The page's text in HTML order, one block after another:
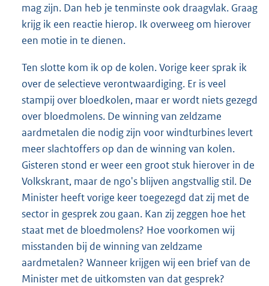
mag zijn. Dan heb je tenminste ook draagvlak. Graag
krijg ik een reactie hierop. Ik overweeg om hierover
een motie in te dienen.
Ten slotte kom ik op de kolen. Vorige keer sprak ik
over de selectieve verontwaardiging. Er is veel
stampij over bloedkolen, maar er wordt niets gezegd
over bloedmolens. De winning van zeldzame
aardmetalen die nodig zijn voor windturbines levert
meer slachtoffers op dan de winning van kolen.
Gisteren stond er weer een groot stuk hierover in de
Volkskrant, maar de ngo's blijven angstvallig stil. De
Minister heeft vorige keer toegezegd dat zij met de
sector in gesprek zou gaan. Kan zij zeggen hoe het
staat met de bloedmolens? Hoe voorkomen wij
misstanden bij de winning van zeldzame
aardmetalen? Wanneer krijgen wij een brief van de
Minister met de uitkomsten van dat gesprek?